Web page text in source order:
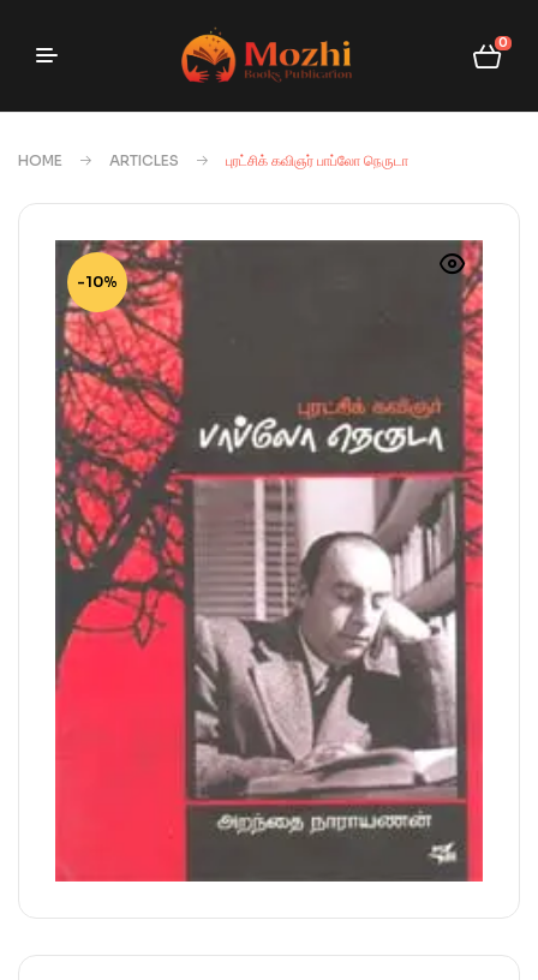
0
HOME ARTICLES புரட்சிக் கவிஞர் பாப்லோ நெருடா
-10%